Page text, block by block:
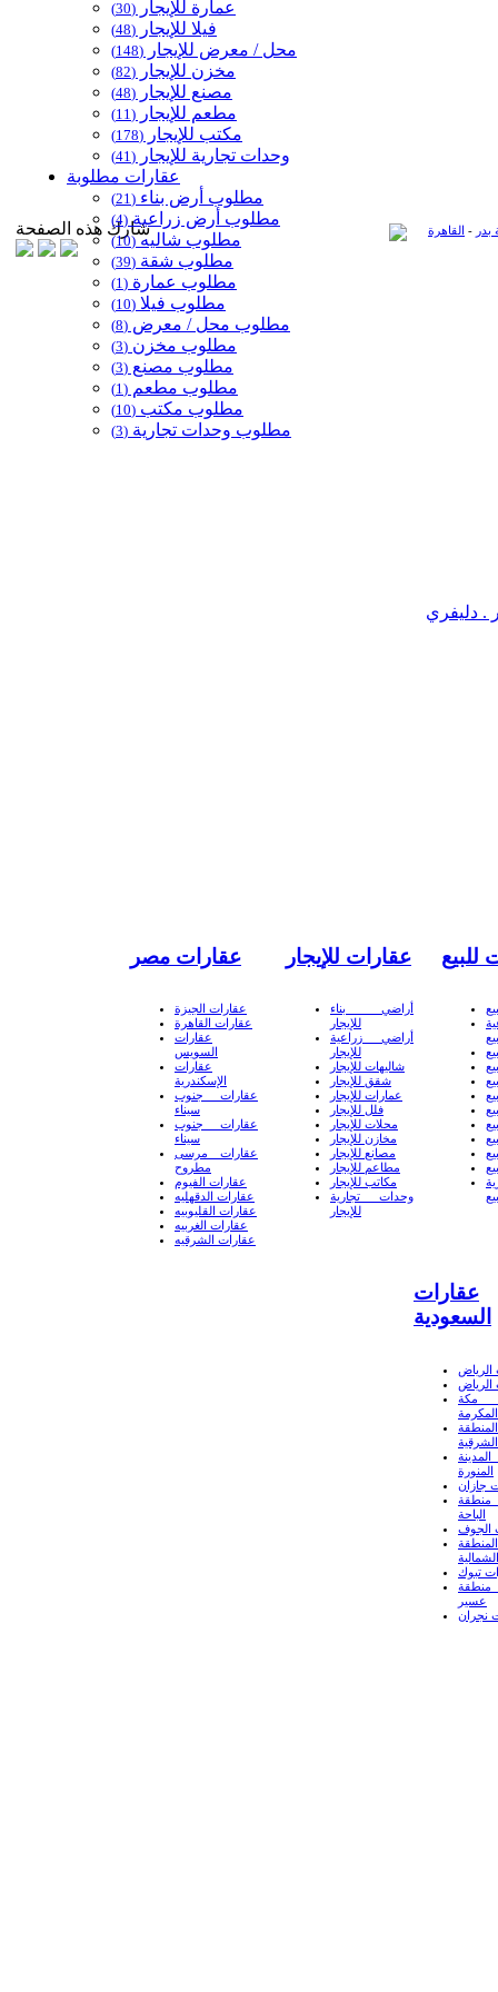
عمارة للإيجار (30)
فيلا للإيجار (48)
محل / معرض للإيجار (148)
مخزن للإيجار (82)
مصنع للإيجار (48)
مطعم للإيجار (11)
مكتب للإيجار (178)
وحدات تجارية للإيجار (41)
عقارات مطلوبة
مطلوب أرض بناء (21)
مطلوب أرض زراعية (4)
مطلوب شاليه(10)
مطلوب شقة (39)
مطلوب عمارة (1)
مطلوب فيلا (10)
مطلوب محل / معرض (8)
مطلوب مخزن (3)
مطلوب مصنع (3)
مطلوب مطعم (1)
مطلوب مكتب (10)
مطلوب وحدات تجارية (3)
بدر - القاهرة شارك هذه الصفحة
للبيع عقارات للإيجار
أراضي بناء
للإيجار
أراضي زراعية
للإيجار
شاليهات للإيجار
شقق للإيجار
عمارات للإيجار
فلل للإيجار
محلات للإيجار
مخازن للإيجار
مصانع للإيجار
مطاعم للإيجار
مكاتب للإيجار
وحدات تجارية
للإيجار
عقارات مصر
عقارات الجيزة
عقارات القاهرة
عقارات
السويس
عقارات
الإسكندرية
عقارات جنوب
سيناء
عقارات جنوب
سيناء
عقارات مرسى
مطروح
عقارات الفيوم
عقارات الدقهليه
عقارات القليوبيه
عقارات الغربيه
عقارات الشرقيه
عقارات
السعودية
الرياض
الرياض
مكة
المكرمة
الشرقية
المنورة
جازان
منطقة
الباحة
الجوف
الشمالية
تبوك
منطقة
عسير
نجران